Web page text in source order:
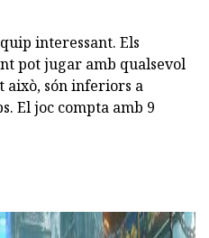
interessant. Els
pot jugar amb qualsevol
això, són inferiors a
El joc compta amb 9